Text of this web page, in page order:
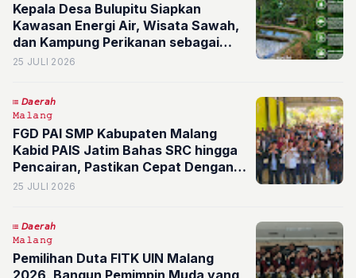
Kepala Desa Bulupitu Siapkan
Kawasan Energi Air, Wisata Sawah,
dan Kampung Perikanan sebagai
Masa Depan Desa
25 JULI 2026
𝘋𝘢𝘦𝘳𝘢𝘩
𝙼𝚊𝚕𝚊𝚗𝚐
FGD PAI SMP Kabupaten Malang
Kabid PAIS Jatim Bahas SRC hingga
Pencairan, Pastikan Cepat Dengan
Catatan
25 JULI 2026
𝘋𝘢𝘦𝘳𝘢𝘩
𝙼𝚊𝚕𝚊𝚗𝚐
Pemilihan Duta FITK UIN Malang
2026, Bangun Pemimpin Muda yang